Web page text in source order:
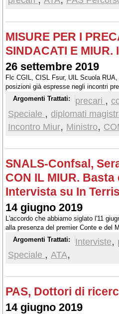
MISURE PER I
SINDACATI E MIUR.
26 settembre 2019
Flc CGIL, CISL Fsur, UIL Scuola
posizioni già espresse negli incontri
Le richieste sindacali, alla luce
attuazione, da cui è scaturita la
Argomenti Trattati: precari ,
Speciale , diplomati
Incontro Miur, Ministro,
SNALS-Confsal,
CON IL MIUR.
Intervista su In Terris
14 giugno 2019
L'accordo che abbiamo siglato l'11
alla presenza del premier Conte e del
dalla delegazione SNALS, insieme
chiuso entro il 2019 e quindi entro il
Argomenti Trattati: Interviste,
Speciale , ATA,
PAS, Dottori di
14 giugno 2019